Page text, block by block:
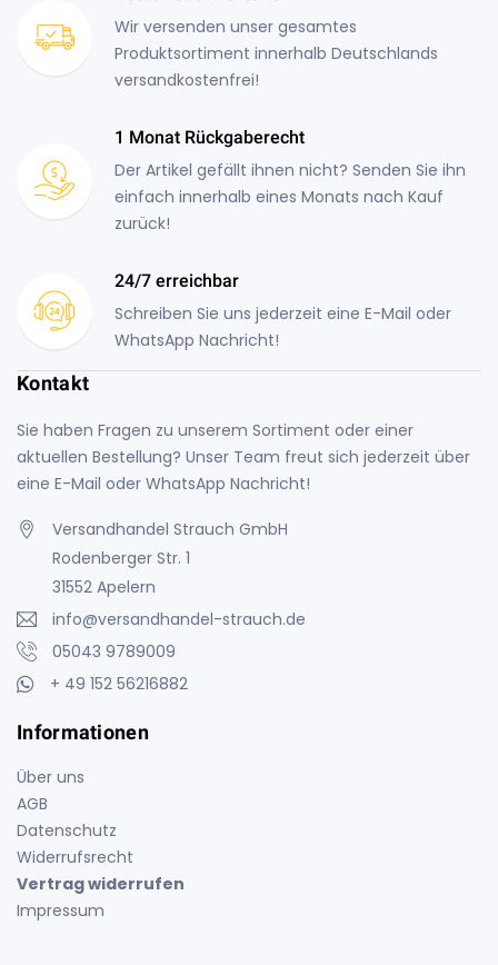
Wir versenden unser gesamtes
Produktsortiment innerhalb Deutschlands
versandkostenfrei!
1 Monat Rückgaberecht
Der Artikel gefällt ihnen nicht? Senden Sie ihn
einfach innerhalb eines Monats nach Kauf
zurück!
24/7 erreichbar
Schreiben Sie uns jederzeit eine E-Mail oder
WhatsApp Nachricht!
Kontakt
Sie haben Fragen zu unserem Sortiment oder einer
aktuellen Bestellung? Unser Team freut sich jederzeit über
eine E-Mail oder WhatsApp Nachricht!
Versandhandel Strauch GmbH
Rodenberger Str. 1
31552 Apelern
info@versandhandel-strauch.de
05043 9789009
+ 49 152 56216882
Informationen
Über uns
AGB
Datenschutz
Widerrufsrecht
Vertrag widerrufen
Impressum